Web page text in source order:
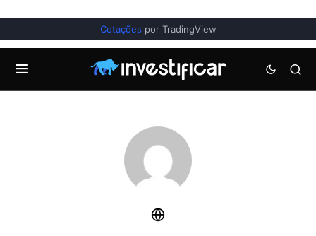
Cotações por TradingView